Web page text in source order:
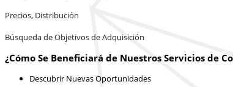
Precios, Distribución
Búsqueda de Objetivos de Adquisición
¿Cómo Se Beneficiará de Nuestros Servicios de
Descubrir Nuevas Oportunidades